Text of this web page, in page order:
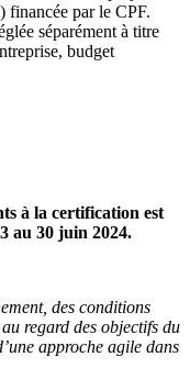
financée par le CPF.
séparément à titre
budget
à la certification est
au 30 juin 2024.
des conditions
regard des objectifs du
approche agile dans